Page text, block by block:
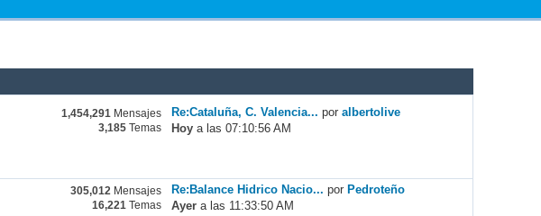
1,454,291 Mensajes
3,185 Temas
Re:Cataluña, C. Valencia... poralbertolive
Hoy a las 07:10:56 AM
305,012 Mensajes
16,221 Temas
Re:Balance Hidrico Nacio... porPedroteño
Ayer a las 11:33:50 AM